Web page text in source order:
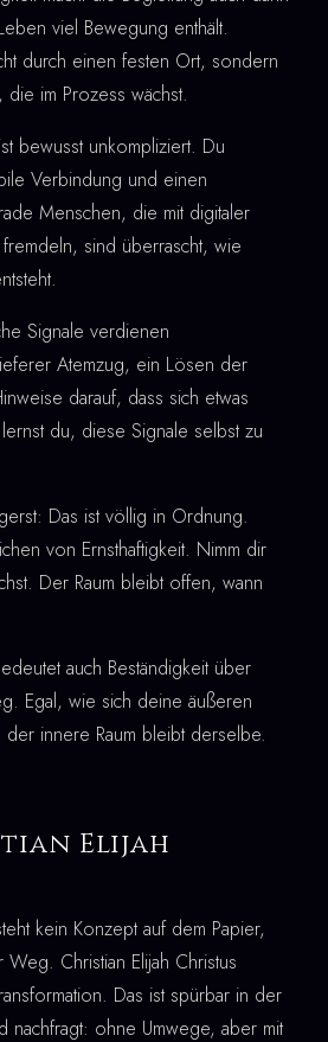
viel Bewegung enthält.
durch einen festen Ort, sondern
im Prozess wächst.
bewusst unkompliziert. Du
Verbindung und einen
Menschen, die mit digitaler
sind überrascht, wie
Signale verdienen
Atemzug, ein Lösen der
darauf, dass sich etwas
du, diese Signale selbst zu
Das ist völlig in Ordnung.
von Ernsthaftigkeit. Nimm dir
Der Raum bleibt offen, wann
auch Beständigkeit über
Egal, wie sich deine äußeren
der innere Raum bleibt derselbe.
Elijah
kein Konzept auf dem Papier,
Christian Elijah Christus
Das ist spürbar in der
nachfragt: ohne Umwege, aber mit